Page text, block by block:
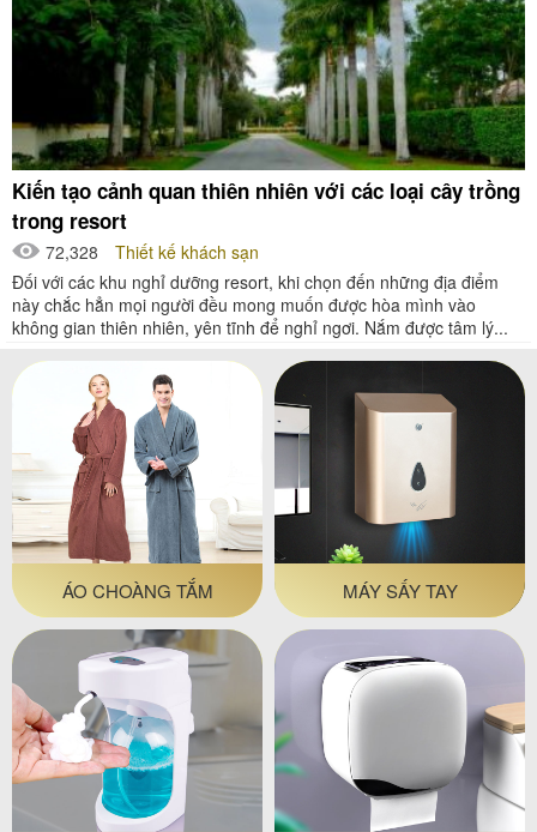
Kiến tạo cảnh quan thiên nhiên với các loại cây trồng
trong resort
72,328
Thiết kế khách sạn
Đối với các khu nghỉ dưỡng resort, khi chọn đến những địa điểm
này chắc hẳn mọi người đều mong muốn được hòa mình vào
không gian thiên nhiên, yên tĩnh để nghỉ ngơi. Nắm được tâm lý...
ÁO CHOÀNG TẮM MÁY SẤY TAY